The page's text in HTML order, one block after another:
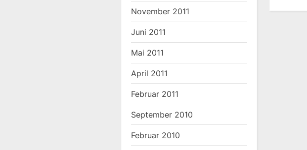
November 2011
Juni 2011
Mai 2011
April 2011
Februar 2011
September 2010
Februar 2010